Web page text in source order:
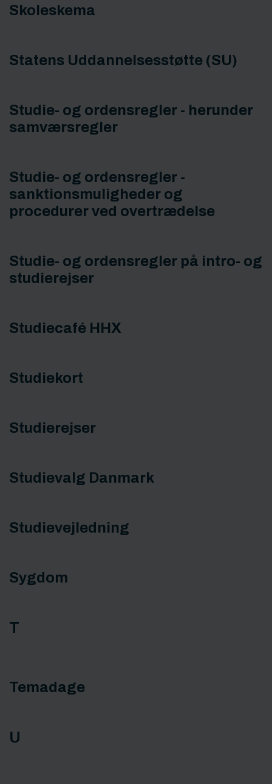
Skoleskema
Statens Uddannelsesstøtte (SU)
Studie- og ordensregler - herunder
samværsregler
Studie- og ordensregler -
sanktionsmuligheder og
procedurer ved overtrædelse
Studie- og ordensregler på intro- og
studierejser
Studiecafé HHX
Studiekort
Studierejser
Studievalg Danmark
Studievejledning
Sygdom
T
Temadage
U